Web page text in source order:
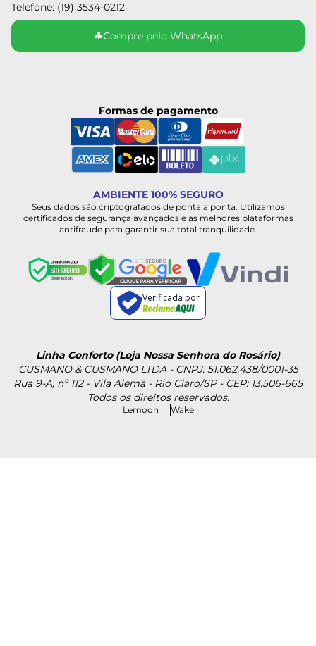
Telefone: (19) 3534-0212
☘Compre pelo WhatsApp
Formas de pagamento
AMBIENTE 100% SEGURO
Seus dados são criptografados de ponta a ponta. Utilizamos
certificados de segurança avançados e as melhores plataformas
antifraude para garantir sua total tranquilidade.
Verificada por
Linha Conforto (Loja Nossa Senhora do Rosário)
CUSMANO & CUSMANO LTDA - CNPJ: 51.062.438/0001-35
Rua 9-A, nº 112 - Vila Alemã - Rio Claro/SP - CEP: 13.506-665
Todos os direitos reservados.
Lemoon Wake